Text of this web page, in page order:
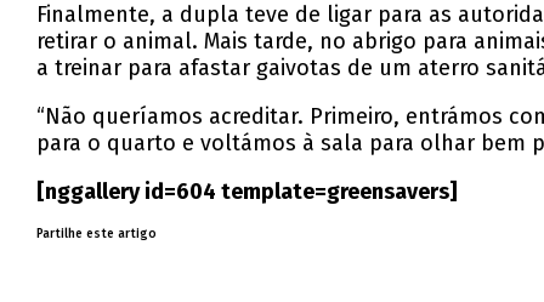
Finalmente, a dupla teve de ligar para as
retirar o animal. Mais tarde, no abrigo para
a treinar para afastar gaivotas de um aterro
“Não queríamos acreditar. Primeiro, entrámos
para o quarto e voltámos à sala para olhar bem
[nggallery id=604 template=greensavers]
Partilhe este artigo